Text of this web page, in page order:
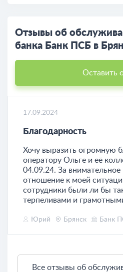
Отзывы об
банка Банк ПСБ в
Оставить
17.09.2024
Благодарность
Хочу выразить огромную
оператору Ольге и её
04.09.24. За внимательное
отношение к моей
сотрудники были ли бы
терпеливами и
Юрий Брянск Банк
Все отзывы об